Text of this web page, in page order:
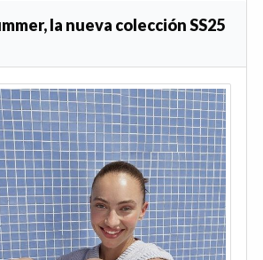
la nueva colección SS25